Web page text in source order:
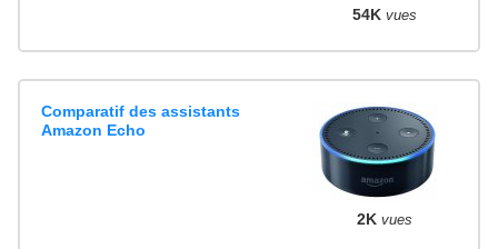
54K vues
Comparatif des assistants
Amazon Echo
2K vues